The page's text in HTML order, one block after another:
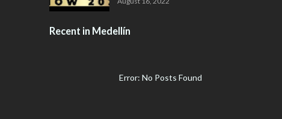
Recent in Medellín
Error: No Posts Found